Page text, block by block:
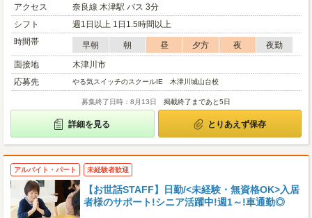
アクセス
奈良線 木津駅 バス 3分
シフト
週1日以上 1日1.5時間以上
時間帯
早朝 朝 昼 夕方 夜
夜勤
面接地
木津川市
応募先
やる気スイッチのスクールIE 木津川城山台校
募集終了日時：8月13日 掲載終了まであと5日
詳細を見る とりあえず保存
アルバイト・パート 未経験者歓迎
【お世話STAFF】日勤/<未経験・無資格OK>入居
者様のサポート!シニア活躍中!週1～!車通勤◎